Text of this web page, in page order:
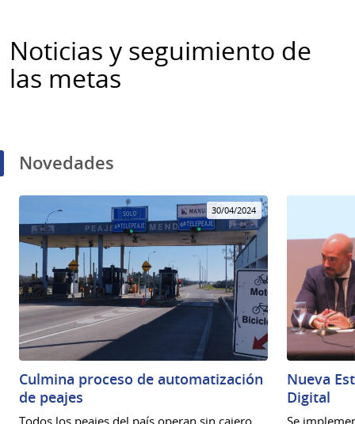
Noticias y seguimiento de
las metas
Novedades
30/04/2024
Culmina proceso de automatización
de peajes
Todos los peajes del país operan sin cajero.
Nueva
Digital
Se